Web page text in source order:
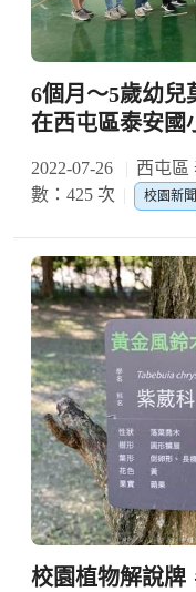
6個月～5歲幼兒
在西屯區泰安國
2022-07-26 西屯區
數：425 次
校園新聞
校園植物解說牌